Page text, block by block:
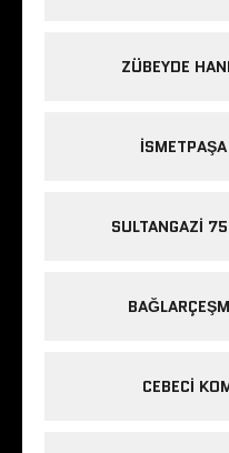
ZÜBEYDE
SULTANGAZI
CEBECI